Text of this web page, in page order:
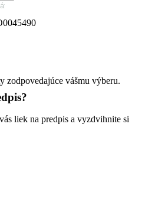
zodpovedajúce vášmu výberu.
liek na predpis a vyzdvihnite si